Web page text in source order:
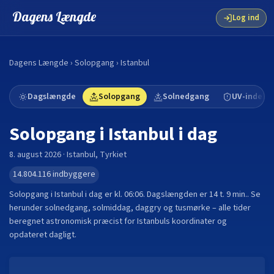
Dagens Længde Log ind
Dagens Længde › Solopgang › Istanbul
Dagslængde Solopgang Solnedgang UV-indeks
Solopgang i Istanbuli dag
8. august 2026 · Istanbul, Tyrkiet
14.804.116indbyggere
Solopgang i Istanbuli dag er kl. 06:06. Dagslængden er14 t. 9 min.. Se
herunder solnedgang, solmiddag, daggry og tusmørke – alle tider
beregnet astronomisk præcist forIstanbuls koordinater og
opdateret dagligt.